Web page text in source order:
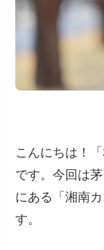
こんにちは！
です。今回は
にある「湘南
す。